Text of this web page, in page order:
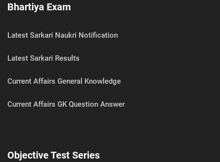
Bhartiya Exam
Latest Sarkari Naukri Notification
Latest Sarkari Results
Current Affairs General Knowledge
Current Affairs GK Question Answer
Objective Test Series